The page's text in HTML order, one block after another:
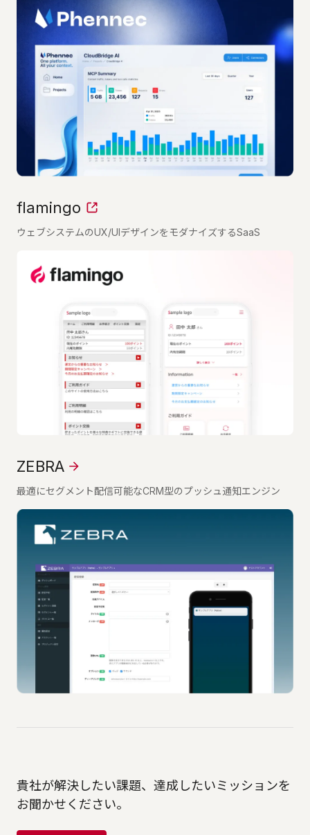
flamingo
ウェブシステムのUX/UIデザインをモダナイズするSaaS
ZEBRA
最適にセグメント配信可能なCRM型のプッシュ通知エンジン
貴社が解決したい課題、達成したいミッションを
お聞かせください。